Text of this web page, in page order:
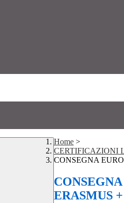
Home >
CERTIFICAZIONI
CONSEGNA
ERASMUS +